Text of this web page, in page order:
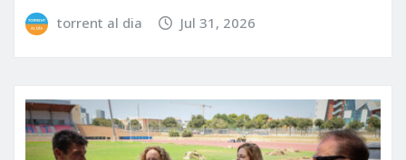
torrent al dia Jul 31, 2026